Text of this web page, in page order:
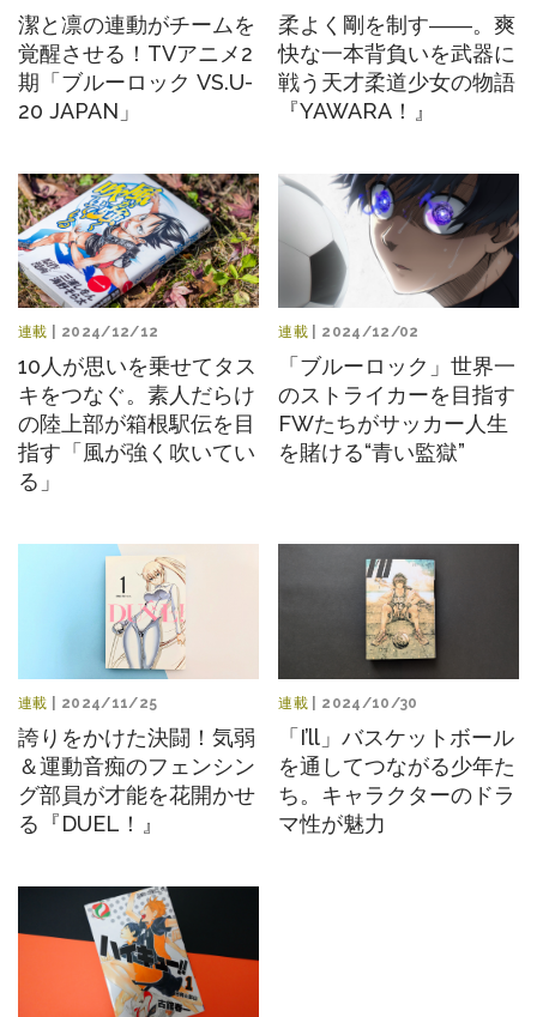
潔と凛の連動がチームを
覚醒させる！TVアニメ2
期「ブルーロック VS.U-
20 JAPAN」
柔よく剛を制す――。爽
快な一本背負いを武器に
戦う天才柔道少女の物語
『YAWARA！』
連載 | 2024/12/12
10人が思いを乗せてタス
キをつなぐ。素人だらけ
の陸上部が箱根駅伝を目
指す「風が強く吹いてい
る」
連載 | 2024/12/02
「ブルーロック」世界一
のストライカーを目指す
FWたちがサッカー人生
を賭ける“青い監獄”
連載 | 2024/11/25
誇りをかけた決闘！気弱
＆運動音痴のフェンシン
グ部員が才能を花開かせ
る『DUEL！』
連載 | 2024/10/30
「I’ll」バスケットボール
を通してつながる少年た
ち。キャラクターのドラ
マ性が魅力